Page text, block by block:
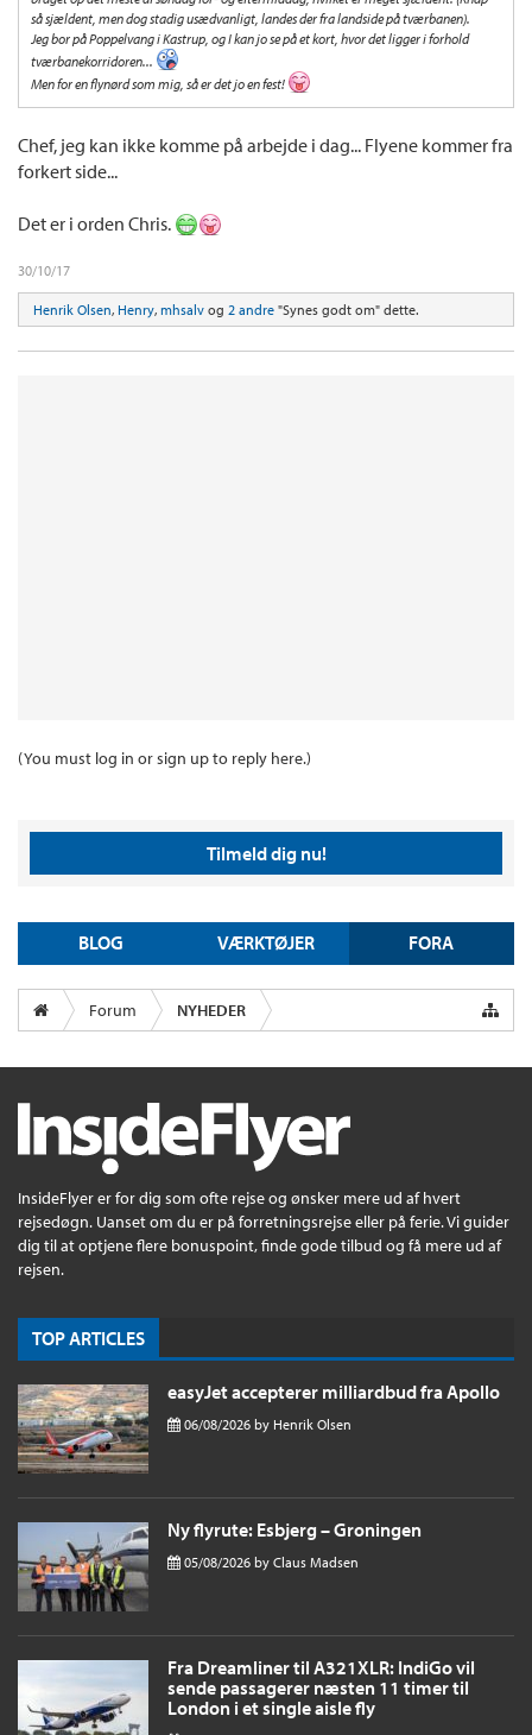
så sjældent, men dog stadig usædvanligt, landes der fra landside på tværbanen).
Jeg bor på Poppelvang i Kastrup, og I kan jo se på et kort, hvor det ligger i forhold
tværbanekorridoren...
Men for en flynørd som mig, så er det jo en fest!
Chef, jeg kan ikke komme på arbejde i dag... Flyene kommer fra
forkert side...
Det er i orden Chris.
30/10/17
Henrik Olsen, Henry, mhsalv og 2 andre "Synes godt om" dette.
(You must log in or sign up to reply here.)
Tilmeld dig nu!
BLOG VÆRKTØJER FORA
Forum NYHEDER
InsideFlyer er for dig som ofte rejse og ønsker mere ud af hvert
rejsedøgn. Uanset om du er på forretningsrejse eller på ferie. Vi guider
dig til at optjene flere bonuspoint, finde gode tilbud og få mere ud af
rejsen.
TOP ARTICLES
easyJet accepterer milliardbud fra Apollo
06/08/2026 by Henrik Olsen
Ny flyrute: Esbjerg – Groningen
05/08/2026 by Claus Madsen
Fra Dreamliner til A321XLR: IndiGo vil
sende passagerer næsten 11 timer til
London i et single aisle fly